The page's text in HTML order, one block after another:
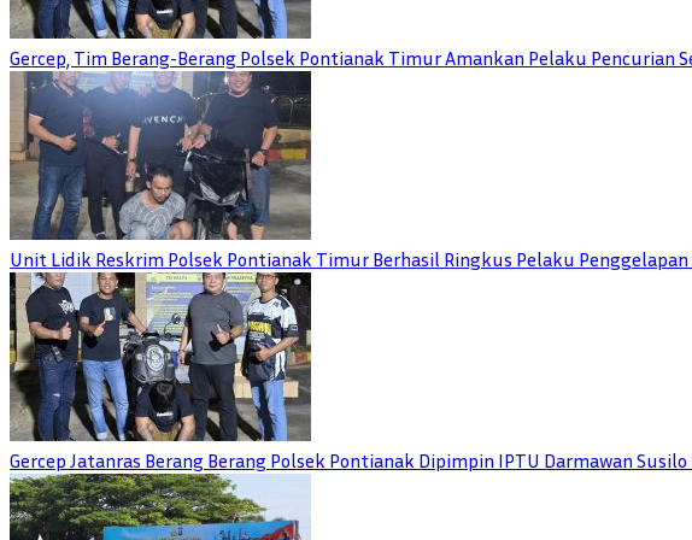
Gercep, Tim Berang-Berang Polsek Pontianak Timur Amankan Pelaku Pencurian
Unit Lidik Reskrim Polsek Pontianak Timur Berhasil Ringkus Pelaku
Gercep Jatanras Berang Berang Polsek Pontianak Dipimpin IPTU Darmawan